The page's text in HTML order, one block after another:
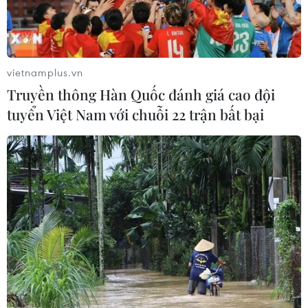
Thủ tướng Australia triệu tập họp khẩn về
vụ bắt cóc con tin
15/12/2014 03:10
Ngày 15/12, Thủ tướng Australia thông báo ông đã triệu
tập khẩn Ủy ban An ninh Quốc gia về vụ bắt cóc con tin
ở một quán càphê ở Sydney sáng cùng ngày.
vietnamplus.vn
Truyền thông Hàn Quốc đánh giá cao đội
tuyển Việt Nam với chuỗi 22 trận bất bại